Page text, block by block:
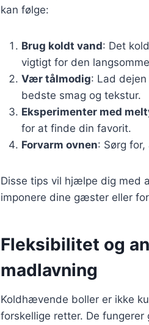
kan følge:
Brug koldt vand: Det
vigtigt for den
Vær tålmodig: Lad
bedste smag og tekstur.
Eksperimenter med
for at finde din favorit.
Forvarm ovnen: Sørg
Disse tips vil hjælpe dig med
imponere dine gæster eller
Fleksibilitet og
madlavning
Koldhævende boller er ikke
forskellige retter. De